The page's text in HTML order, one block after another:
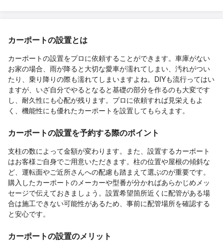
カーポートの設置とは
カーポートの設置をプロに依頼することができます。車庫がない
お家の場合、雨が降ると大切な愛車が濡れてしまい、汚れがつい
たり、乗り降りの際も濡れてしまいますよね。DIYも流行ってはい
ますが、いざ自分でやるとなると基礎の部分を作るのも大変です
し、耐久性にも心配が残ります。プロに依頼すれば見栄えもよ
く、機能性にも優れたカーポートを設置してもらえます。
カーポートの設置を予約する際のポイント
支柱の数によって金額が変わります。また、設置するカーポート
はお客様ご自身でご用意いただきます。柱の位置や屋根の傾斜な
ど、運転面やご近所さんへの配慮も踏まえて選ぶのが重要です。
購入したカーポートのメーカーや型番が分かればあらかじめメッ
セージで伝えておきましょう。設置希望箇所近くに配管がある場
合は施工できない可能性があるため、事前に配管場所を確認する
と安心です。
カーポートの設置のメリット